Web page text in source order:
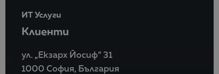
ИТ Услуги
Клиенти
ул. „Екзарх Йосиф“ 31
1000 София, България